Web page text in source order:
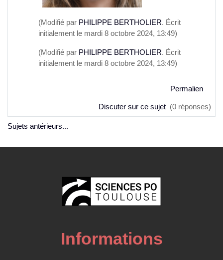
(Modifié par PHILIPPE BERTHOLIER. Écrit
initialement le mardi 8 octobre 2024, 13:49)
(Modifié par PHILIPPE BERTHOLIER. Écrit
initialement le mardi 8 octobre 2024, 13:49)
Permalien
Discuter sur ce sujet (0 réponses)
Sujets antérieurs...
Informations